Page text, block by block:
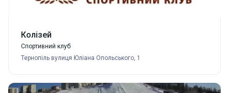
Колізей
Спортивний клуб
Тернопіль вулиця Юліана Опольського, 1